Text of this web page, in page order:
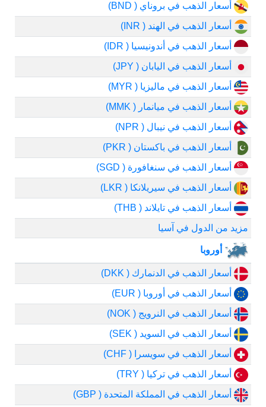
أسعار الذهب في بروناي ( BND)
أسعار الذهب في الهند ( INR)
أسعار الذهب في أندونيسيا ( IDR)
أسعار الذهب في اليابان ( JPY)
أسعار الذهب في ماليزيا ( MYR)
أسعار الذهب في ميانمار ( MMK)
أسعار الذهب في نيبال ( NPR)
أسعار الذهب في باكستان ( PKR)
أسعار الذهب في سنغافورة ( SGD)
أسعار الذهب في سيريلانكا ( LKR)
أسعار الذهب في تايلاند ( THB)
مزيد من الدول في آسيا
أوروبا
أسعار الذهب في الدنمارك ( DKK)
أسعار الذهب في أوروبا ( EUR)
أسعار الذهب في النرويج ( NOK)
أسعار الذهب في السويد ( SEK)
أسعار الذهب في سويسرا ( CHF)
أسعار الذهب في تركيا ( TRY)
أسعار الذهب في المملكة المتحدة ( GBP)